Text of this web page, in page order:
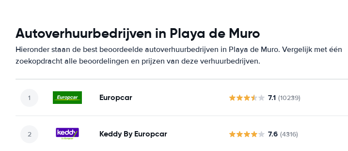
Autoverhuurbedrijven in Playa de Muro
Hieronder staan de best beoordeelde autoverhuurbedrijven in Playa de Muro. Vergelijk met één
zoekopdracht alle beoordelingen en prijzen van deze verhuurbedrijven.
Europcar 7.1 (10239)
Keddy By Europcar 7.6 (4316)